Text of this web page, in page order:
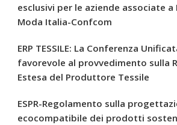
esclusivi per le aziende associate a
Moda Italia-Confcom
ERP TESSILE: La Conferenza
favorevole al provvedimento sulla
Estesa del Produttore Tessile
ESPR-Regolamento sulla
ecocompatibile dei prodotti